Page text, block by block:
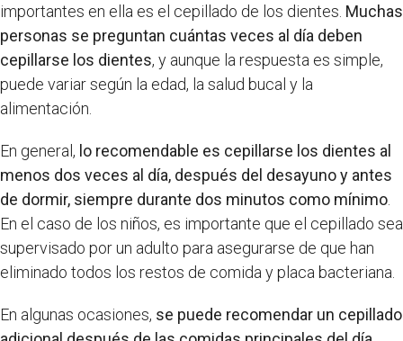
importantes en ella es el cepillado de los dientes. Muchas
personas se preguntan cuántas veces al día deben
cepillarse los dientes, y aunque la respuesta es simple,
puede variar según la edad, la salud bucal y la
alimentación.
En general, lo recomendable es cepillarse los dientes al
menos dos veces al día, después del desayuno y antes
de dormir, siempre durante dos minutos como mínimo
En el caso de los niños, es importante que el cepillado sea
supervisado por un adulto para asegurarse de que han
eliminado todos los restos de comida y placa bacteriana.
En algunas ocasiones, se puede recomendar un cepillado